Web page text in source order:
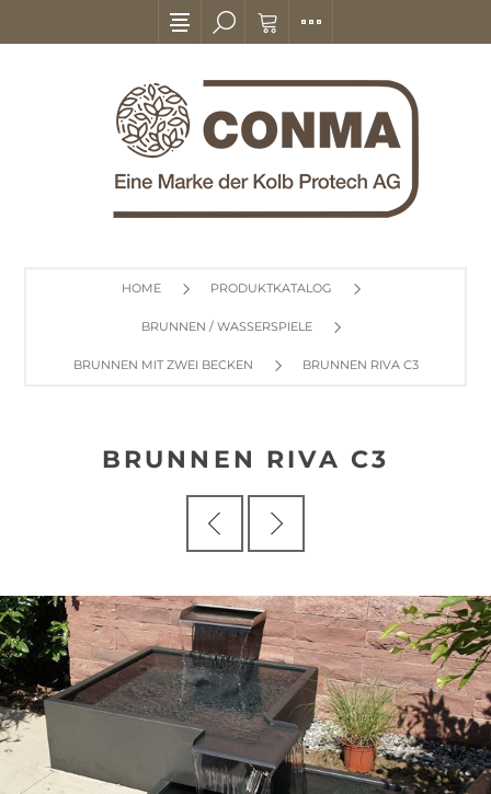
HOME PRODUKTKATALOG
BRUNNEN / WASSERSPIELE
BRUNNEN MIT ZWEI BECKEN BRUNNEN RIVA C3
BRUNNEN RIVA C3